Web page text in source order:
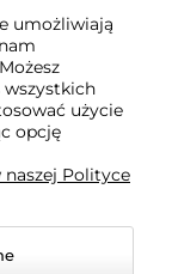
umożliwiają
wszystkich
użycie
opcję
Polityce